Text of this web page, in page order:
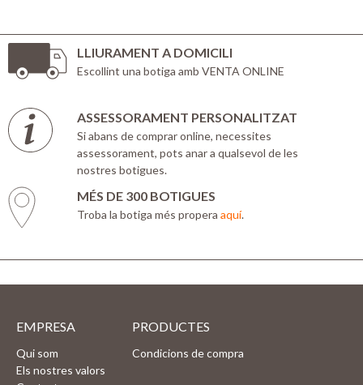
LLIURAMENT A DOMICILI
Escollint una botiga amb VENTA ONLINE
ASSESSORAMENT PERSONALITZAT
Si abans de comprar online, necessites
assessorament, pots anar a qualsevol de les
nostres botigues.
MÉS DE 300 BOTIGUES
Troba la botiga més propera aquí.
EMPRESA
Qui som
Els nostres valors
PRODUCTES
Condicions de compra